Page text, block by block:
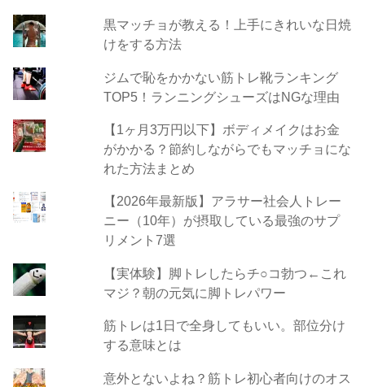
黒マッチョが教える！上手にきれいな日焼
けをする方法
ジムで恥をかかない筋トレ靴ランキング
TOP5！ランニングシューズはNGな理由
【1ヶ月3万円以下】ボディメイクはお金
がかかる？節約しながらでもマッチョにな
れた方法まとめ
【2026年最新版】アラサー社会人トレー
ニー（10年）が摂取している最強のサプ
リメント7選
【実体験】脚トレしたらチ○コ勃つ←これ
マジ？朝の元気に脚トレパワー
筋トレは1日で全身してもいい。部位分け
する意味とは
意外とないよね？筋トレ初心者向けのオス